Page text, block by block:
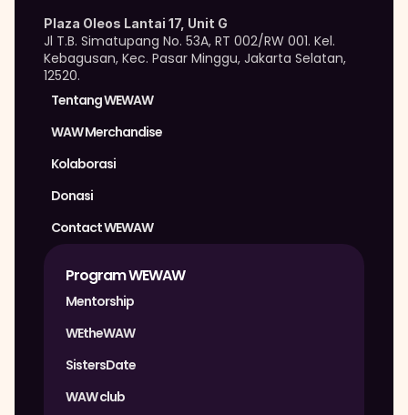
Tentang WEWAW
WAW Merchandise
Kolaborasi
Donasi
Contact WEWAW
Plaza Oleos Lantai 17, Unit G
Jl T.B. Simatupang No. 53A, RT 002/RW 001. Kel.
Kebagusan, Kec. Pasar Minggu, Jakarta Selatan,
12520.
Program WEWAW
Mentorship
WEtheWAW
SistersDate
WAW club